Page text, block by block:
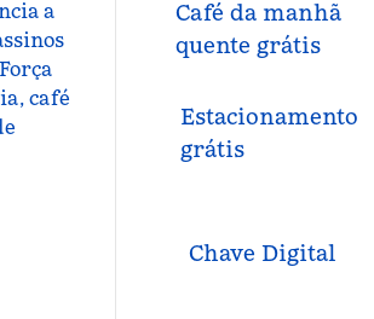
a
café
Café da manhã
quente grátis
Estacionamento
grátis
Chave Digital